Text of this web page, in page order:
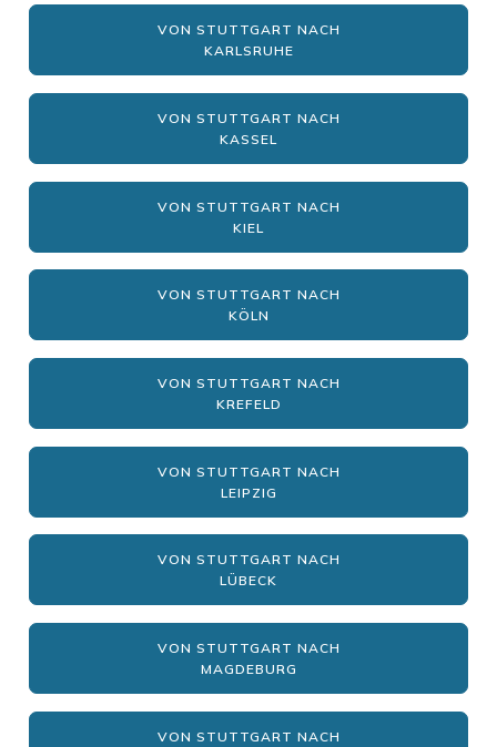
VON STUTTGART NACH
KARLSRUHE
VON STUTTGART NACH
KASSEL
VON STUTTGART NACH
KIEL
VON STUTTGART NACH
KÖLN
VON STUTTGART NACH
KREFELD
VON STUTTGART NACH
LEIPZIG
VON STUTTGART NACH
LÜBECK
VON STUTTGART NACH
MAGDEBURG
VON STUTTGART NACH